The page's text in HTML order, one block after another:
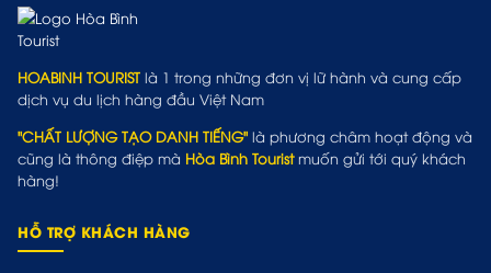
HOABINH TOURIST là 1 trong những đơn vị lữ hành và cung cấp
dịch vụ du lịch hàng đầu Việt Nam
"CHẤT LƯỢNG TẠO DANH TIẾNG" là phương châm hoạt động và
cũng là thông điệp mà Hòa Bình Touristmuốn gửi tới quý khách
hàng!
HỖ TRỢ KHÁCH HÀNG